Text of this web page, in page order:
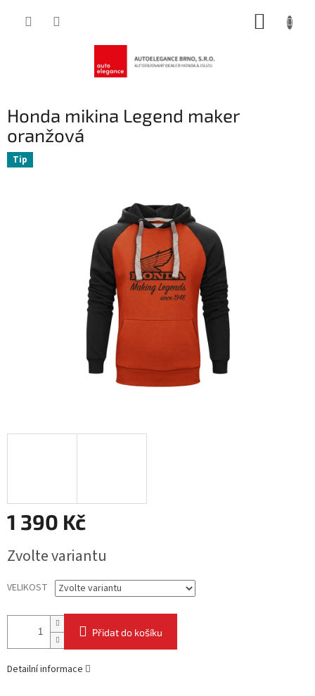
Honda mikina Legend maker
oranžová
Tip
1 390 Kč
cena:
Zvolte variantu
VELIKOST
Přidat do košíku
Detailní informace